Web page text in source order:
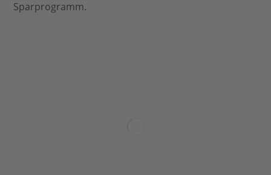
Sparprogramm.